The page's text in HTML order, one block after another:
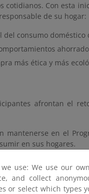
cotidianos. Con esta
de su hogar:
consumo doméstico
más ética y más
afrontan el
mantenerse en el
en sus hogares.
edición, se realizan
temas propuestos
use: We use our
and collect
or select which types